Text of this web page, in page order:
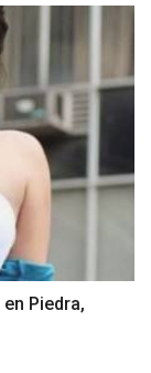
Piedra,